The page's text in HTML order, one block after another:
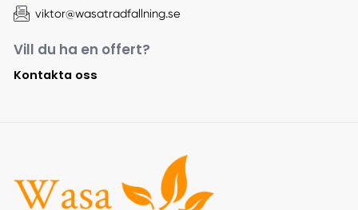
viktor@wasatradfallning.se
Vill du ha en offert?
Kontakta oss